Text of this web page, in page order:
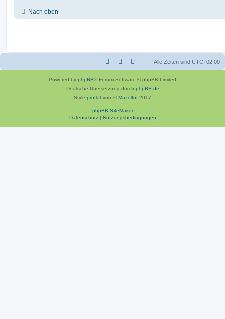
Nach oben
Alle Zeiten sind UTC+02:00
Powered by phpBB® Forum Software © phpBB Limited
Deutsche Übersetzung durch phpBB.de
Style proflat von ©Mazeltof 2017
phpBB SiteMaker
Datenschutz| Nutzungsbedingungen